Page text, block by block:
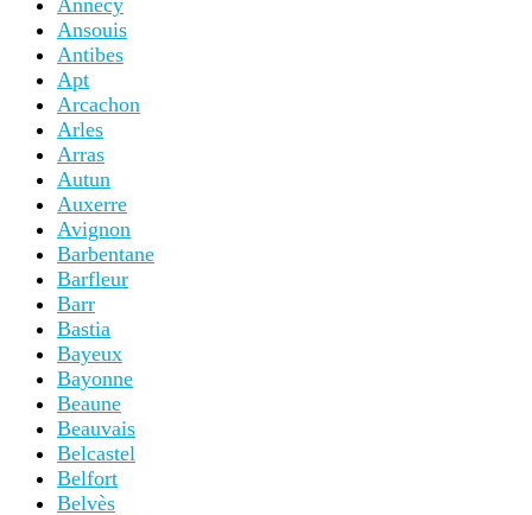
Annecy
Ansouis
Antibes
Apt
Arcachon
Arles
Arras
Autun
Auxerre
Avignon
Barbentane
Barfleur
Barr
Bastia
Bayeux
Bayonne
Beaune
Beauvais
Belcastel
Belfort
Belvès